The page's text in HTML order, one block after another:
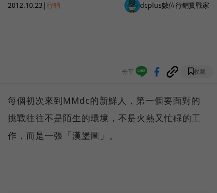
2012.10.23 |行銷 dcplus數位行銷實戰家
分享 收藏
每個初次來到MMdc的新鮮人，第一個要面對的
挑戰往往不是陌生的環境，不是火熱又忙碌的工
作，而是一張「漢堡圖」。